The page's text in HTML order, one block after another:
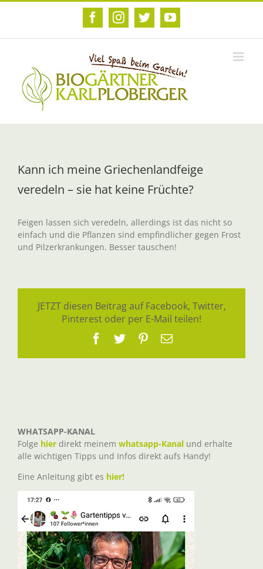
Zum
FacebookInstagram
TwitterYouTube
Kann ich meine Griechenlandfeige
veredeln – sie hat keine Früchte?
Feigen lassen sich veredeln, allerdings ist das nicht so
einfach und die Pflanzen sind empfindlicher gegen Frost
und Pilzerkrankungen. Besser tauschen!
JETZT diesen Beitrag auf Facebook, Twitter,
Pinterest oder per E-Mail teilen!
Facebook
TwitterPinterest
E-
WHATSAPP-KANAL
Folge hier direkt meinem whatsapp-Kanal und erhalte
alle wichtigen Tipps und Infos direkt aufs Handy!
Eine Anleitung gibt es hier!